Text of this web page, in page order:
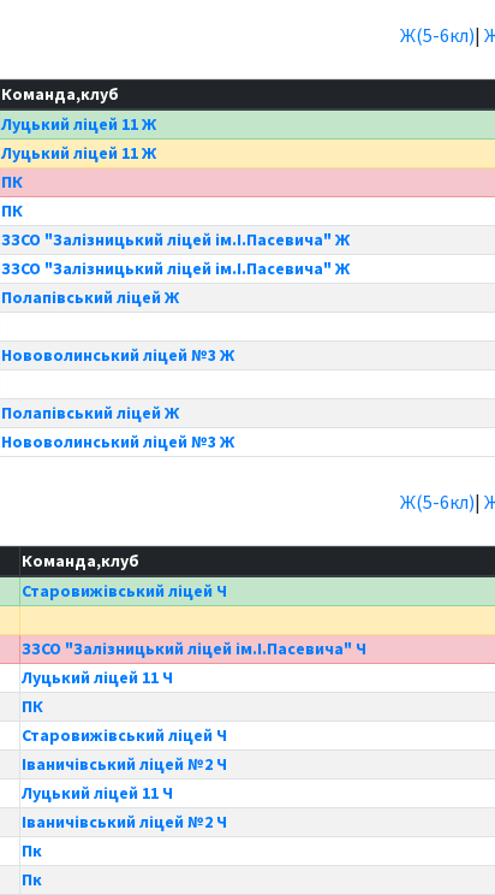
Ж(5-6кл)|
Команда,клуб
Луцький ліцей 11 Ж
Луцький ліцей 11 Ж
ПК
ПК
ЗЗСО "Залізницький ліцей ім.І.Пасевича" Ж
ЗЗСО "Залізницький ліцей ім.І.Пасевича" Ж
Полапівський ліцей Ж
Нововолинський ліцей №3 Ж
Полапівський ліцей Ж
Нововолинський ліцей №3 Ж
Ж(5-6кл)|
Команда,клуб
Старовижівський ліцей Ч
ЗЗСО "Залізницький ліцей ім.І.Пасевича" Ч
Луцький ліцей 11 Ч
ПК
Старовижівський ліцей Ч
Іваничівський ліцей №2 Ч
Луцький ліцей 11 Ч
Іваничівський ліцей №2 Ч
Пк
Пк